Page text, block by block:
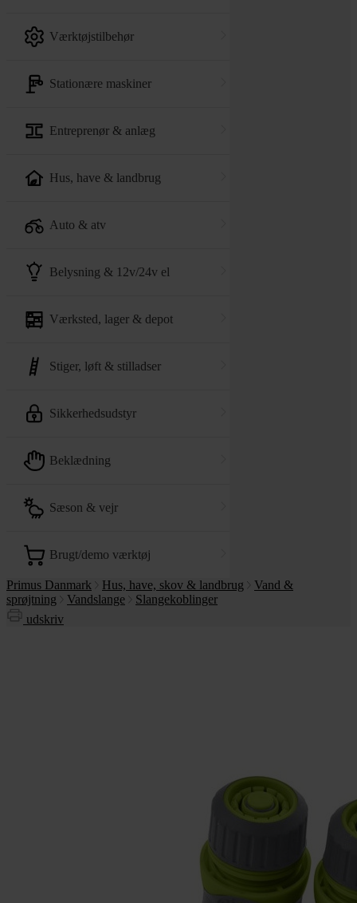
værktøjstilbehør
stationære maskiner
entreprenør & anlæg
hus, have & landbrug
auto & atv
belysning & 12v/24v el
værksted, lager & depot
stiger, løft & stilladser
sikkerhedsudstyr
beklædning
sæson & vejr
brugt/demo værktøj
Primus Danmark Hus, have, skov & landbrug
Vand &
sprøjtning
Vandslange
Slangekoblinger
udskriv